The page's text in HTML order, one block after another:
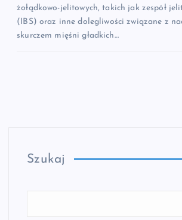
żołądkowo-jelitowych, takich jak zespół
(IBS) oraz inne dolegliwości związane z
skurczem mięśni gładkich…
Szukaj